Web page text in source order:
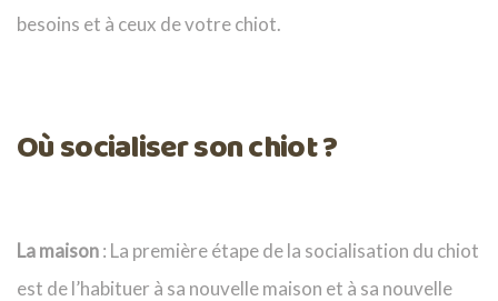
besoins et à ceux de votre chiot.
Où socialiser son chiot ?
La maison: La première étape de la socialisation du chiot
est de l’habituer à sa nouvelle maison et à sa nouvelle